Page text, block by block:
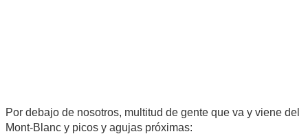
Por debajo de nosotros, multitud de gente que va y viene del
Mont-Blanc y picos y agujas próximas: